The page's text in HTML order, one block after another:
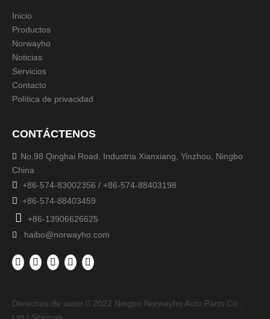
Inicio
Productos
Norwayho
Noticias
Servicios
Contacto
Política de privacidad
CONTÁCTENOS
 No.98 Qinghai Road, Industria Xianxiang, Yinzhou, Ningbo
China
 +86-574-83002356 / +86-574-88403198
 +86-574-88403459
 +86-13906626625
 haibo@norwayho.com
Derechos de autor  2022 Ningbo Norwayho Auto Parts Co.,